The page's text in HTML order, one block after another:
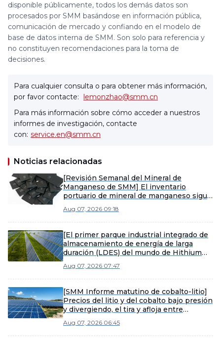
disponible públicamente, todos los demás datos son
procesados por SMM basándose en información pública,
comunicación de mercado y confiando en el modelo de
base de datos interna de SMM. Son solo para referencia y
no constituyen recomendaciones para la toma de
decisiones.
Para cualquier consulta o para obtener más información,
por favor contacte: lemonzhao@smm.cn
Para más información sobre cómo acceder a nuestros
informes de investigación, contacte
con: service.en@smm.cn
Noticias relacionadas
[Revisión Semanal del Mineral de
Manganeso de SMM] El inventario
portuario de mineral de manganeso sigue
presión
Aug 07, 2026 09:18
[El primer parque industrial integrado de
almacenamiento de energía de larga
duración (LDES) del mundo de Hithium
Aug 07, 2026 07:47
[SMM Informe matutino de cobalto-litio]
Precios del litio y del cobalto bajo presión
y divergiendo, el tira y afloja entre
consolidación del mercado de materiales
Aug 07, 2026 06:45